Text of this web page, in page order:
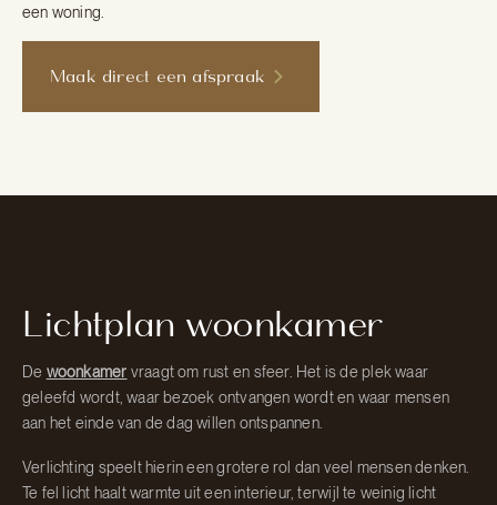
een woning.
Maak direct een afspraak
Lichtplan woonkamer
De woonkamer vraagt om rust en sfeer. Het is de plek waar
geleefd wordt, waar bezoek ontvangen wordt en waar mensen
aan het einde van de dag willen ontspannen.
Verlichting speelt hierin een grotere rol dan veel mensen denken.
Te fel licht haalt warmte uit een interieur, terwijl te weinig licht